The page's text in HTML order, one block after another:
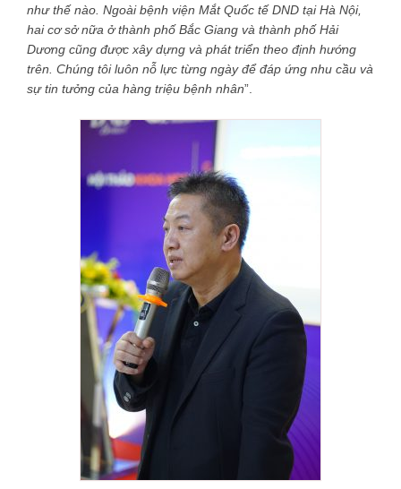
như thế nào. Ngoài bệnh viện Mắt Quốc tế DND tại Hà Nội,
hai cơ sở nữa ở thành phố Bắc Giang và thành phố Hải
Dương cũng được xây dựng và phát triển theo định hướng
trên. Chúng tôi luôn nỗ lực từng ngày để đáp ứng nhu cầu và
sự tin tưởng của hàng triệu bệnh nhân”.